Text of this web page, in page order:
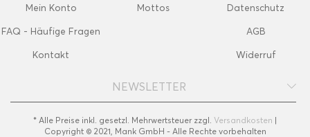
Mein Konto
FAQ - Häufige Fragen
Kontakt
Mottos
Datenschutz
AGB
Widerruf
NEWSLETTER
* Alle Preise inkl. gesetzl. Mehrwertsteuer zzgl. Versandkosten |
Copyright © 2021, Mank GmbH - Alle Rechte vorbehalten